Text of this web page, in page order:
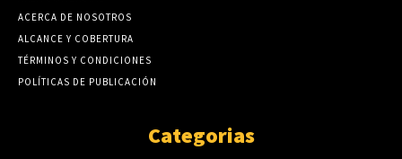
ACERCA DE NOSOTROS
ALCANCE Y COBERTURA
TÉRMINOS Y CONDICIONES
POLÍTICAS DE PUBLICACIÓN
Categorias